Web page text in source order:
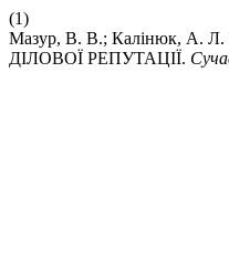
(1)
Мазур, В. В.; Калінюк,
ДІЛОВОЇ РЕПУТАЦІЇ.